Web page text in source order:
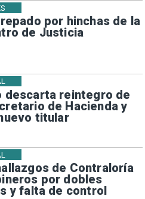
por hinchas de la
de Justicia
descarta reintegro de
de Hacienda y
titular
de Contraloría
por dobles
y falta de control